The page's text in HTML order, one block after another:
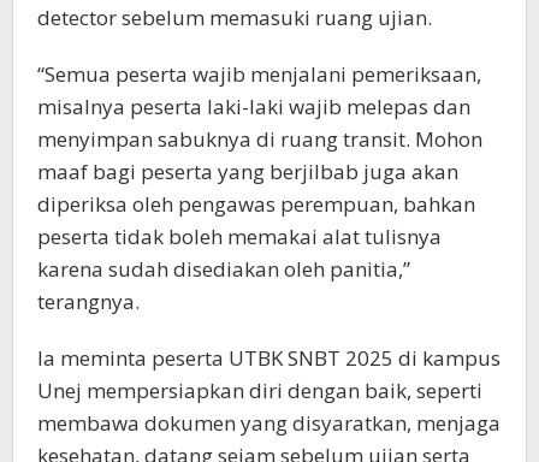
detector sebelum memasuki ruang ujian.
“Semua peserta wajib menjalani pemeriksaan,
misalnya peserta laki-laki wajib melepas dan
menyimpan sabuknya di ruang transit. Mohon
maaf bagi peserta yang berjilbab juga akan
diperiksa oleh pengawas perempuan, bahkan
peserta tidak boleh memakai alat tulisnya
karena sudah disediakan oleh panitia,”
terangnya.
Ia meminta peserta UTBK SNBT 2025 di kampus
Unej mempersiapkan diri dengan baik, seperti
membawa dokumen yang disyaratkan, menjaga
kesehatan, datang sejam sebelum ujian serta